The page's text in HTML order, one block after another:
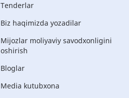
Tenderlar
Biz haqimizda yozadilar
Mijozlar moliyaviy savodxonligini
oshirish
Bloglar
Media kutubxona